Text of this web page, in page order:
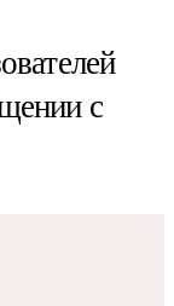
с